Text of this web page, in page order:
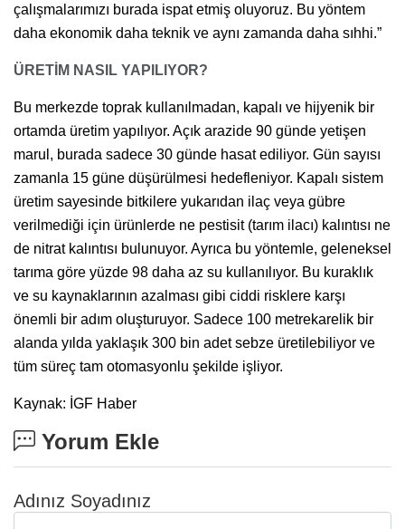
çalışmalarımızı burada ispat etmiş oluyoruz. Bu yöntem
daha ekonomik daha teknik ve aynı zamanda daha sıhhi.”
ÜRETİM NASIL YAPILIYOR?
Bu merkezde toprak kullanılmadan, kapalı ve hijyenik bir
ortamda üretim yapılıyor. Açık arazide 90 günde yetişen
marul, burada sadece 30 günde hasat ediliyor. Gün sayısı
zamanla 15 güne düşürülmesi hedefleniyor. Kapalı sistem
üretim sayesinde bitkilere yukarıdan ilaç veya gübre
verilmediği için ürünlerde ne pestisit (tarım ilacı) kalıntısı ne
de nitrat kalıntısı bulunuyor. Ayrıca bu yöntemle, geleneksel
tarıma göre yüzde 98 daha az su kullanılıyor. Bu kuraklık
ve su kaynaklarının azalması gibi ciddi risklere karşı
önemli bir adım oluşturuyor. Sadece 100 metrekarelik bir
alanda yılda yaklaşık 300 bin adet sebze üretilebiliyor ve
tüm süreç tam otomasyonlu şekilde işliyor.
Kaynak: İGF Haber
Yorum Ekle
Adınız Soyadınız